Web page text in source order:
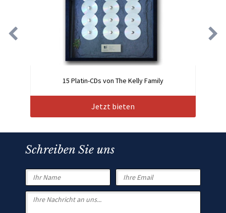
15 Platin-CDs von The Kelly Family
Jetzt bieten
Schreiben Sie uns